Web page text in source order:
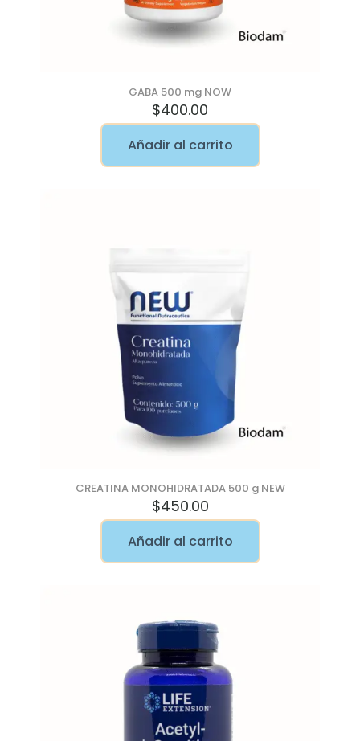
GABA 500 mg NOW
$400.00
Añadir al carrito
CREATINA MONOHIDRATADA 500 g NEW
$450.00
Añadir al carrito